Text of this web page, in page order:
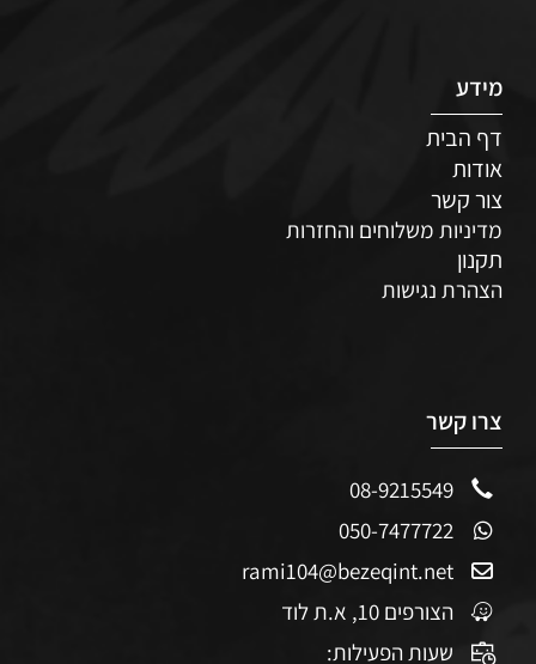
מידע
דף הבית
אודות
צור קשר
מדיניות משלוחים והחזרות
תקנון
הצהרת נגישות
צרו קשר
08-9215549
050-7477722
rami104@bezeqint.net
הצורפים 10, א.ת לוד
שעות הפעילות: